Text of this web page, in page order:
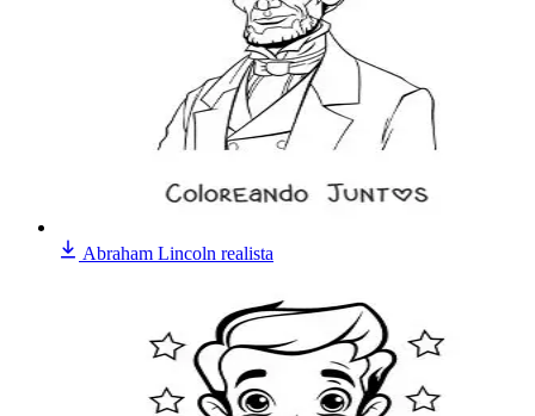
Abraham Lincoln realista